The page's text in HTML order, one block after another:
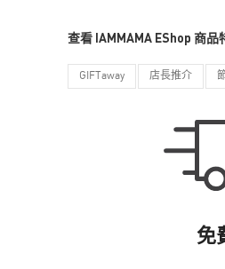
查看 IAMMAMA EShop 商品
GIFTaway 店長推介
免